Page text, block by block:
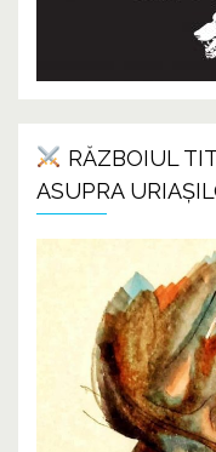
RĂZBOIUL
ASUPRA